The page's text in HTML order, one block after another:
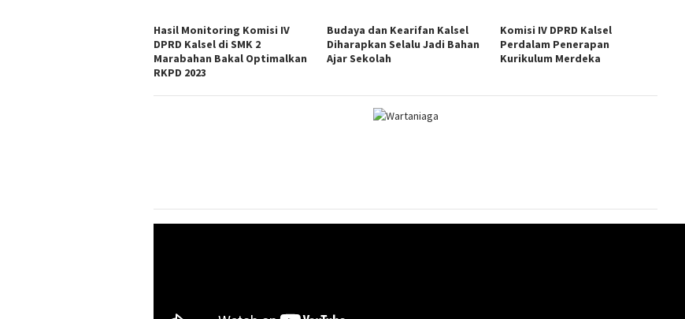
Hasil Monitoring Komisi IV
DPRD Kalsel di SMK 2
Marabahan Bakal Optimalkan
RKPD 2023
Budaya dan Kearifan Kalsel
Diharapkan Selalu Jadi Bahan
Ajar Sekolah
Komisi IV DPRD Kalsel
Perdalam Penerapan
Kurikulum Merdeka